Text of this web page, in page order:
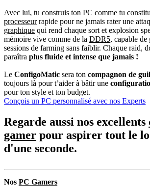
Avec lui, tu construis ton PC comme tu
processeurrapide pour ne jamais rater une
graphique qui rend chaque sort et explosion
mémoire vive comme de la DDR5, capable de
sessions de farming sans faiblir. Chaque raid,
paraîtra plus fluide et intense que jamais !
Le ConfigoMatic sera ton compagnon de
toujours là pour t’aider à bâtir une
pour ton style et ton budget.
Conçois un PC personnalisé avec nos Experts
Regarde aussi nos excellents
gamer pour aspirer tout le
d'une seconde.
Nos PC Gamers